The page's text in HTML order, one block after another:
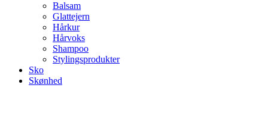
Balsam
Glattejern
Hårkur
Hårvoks
Shampoo
Stylingsprodukter
Sko
Skønhed